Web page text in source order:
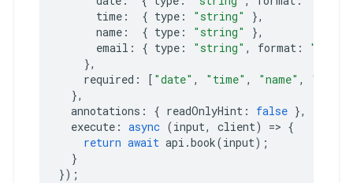
time : { type : "string"
},
name : { type : "string"
},
email : { type : "string" , format :
},
required : [ "date" , "time" , "name" ,
},
annotations : { readOnlyHint : false },
execute : async (input, client) => {
return await api .book(input);
}
});